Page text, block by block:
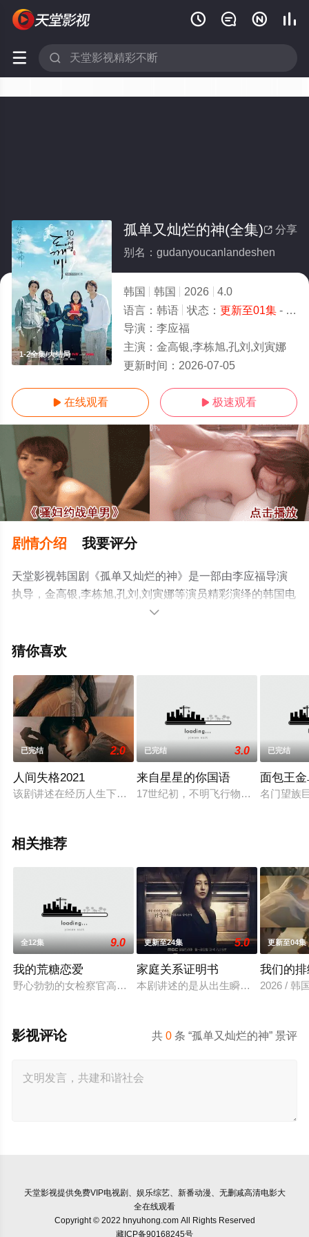
   
 
1-2全集/大结局
 分享
孤单又灿烂的神(全集)
别名：gudanyoucanlandeshen
韩国 韩国 2026
4.0
语言： 韩语 状态： 更新至01集- 免费在线观看
导演： 李应福
主演： 金高银,李栋旭,孔刘,刘寅娜
更新时间： 2026-07-05
 在线观看  极速观看
剧情介绍 我要评分
天堂影视韩国剧《孤单又灿烂的神》是一部由李应福导演
执导，金高银,李栋旭,孔刘,刘寅娜等演员精彩演绎的韩国电
视剧，大结局剧情已揭晓（1-2全集），手机免费观看高清
可移步至豆瓣电视剧、电视猫或剧情网等平台了解。

猜你喜欢
已完结 2.0
人间失格2021
该剧讲述在经历人生下坡期的时候，才觉悟到“什么事都无法做
已完结 3.0
来自星星的你国语
17世纪初，不明飞行物出现在朝鲜
已完结
面包王
名门望族
相关推荐
全12集 9.0
我的荒糖恋爱
野心勃勃的女检察官高恩世（贺营 饰）意外失忆，住进拳击教
更新至24集 5.0
家庭关系证明书
本剧讲述的是从出生瞬间开始就被打
更新至04集
我们的
2026 / 韩
共0 条 “孤单又灿烂的神” 景评
影视评论
天堂影视提供免费VIP电视剧、娱乐综艺、新番动漫、无删减高清电影大
全在线观看
Copyright © 2022 hnyuhong.com All Rights Reserved
藏ICP备90168245号